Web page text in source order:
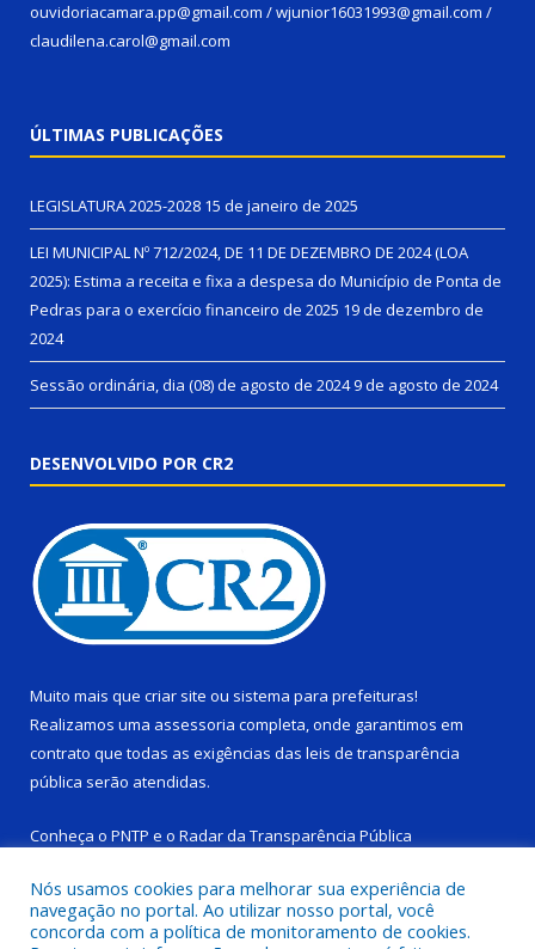
ouvidoriacamara.pp@gmail.com / wjunior16031993@gmail.com /
claudilena.carol@gmail.com
ÚLTIMAS PUBLICAÇÕES
LEGISLATURA 2025-2028 15 de janeiro de 2025
LEI MUNICIPAL Nº 712/2024, DE 11 DE DEZEMBRO DE 2024 (LOA
2025): Estima a receita e fixa a despesa do Município de Ponta de
Pedras para o exercício financeiro de 2025 19 de dezembro de
2024
Sessão ordinária, dia (08) de agosto de 20249 de agosto de 2024
DESENVOLVIDO POR CR2
Muito mais que criar site ou sistema para prefeituras!
Realizamos uma assessoria completa, onde garantimos em
contrato que todas as exigências das leis de transparência
pública serão atendidas.
Conheça o PNTP e o Radar da Transparência Pública
Nós usamos cookies para melhorar sua experiência de
navegação no portal. Ao utilizar nosso portal, você
concorda com a política de monitoramento de cookies.